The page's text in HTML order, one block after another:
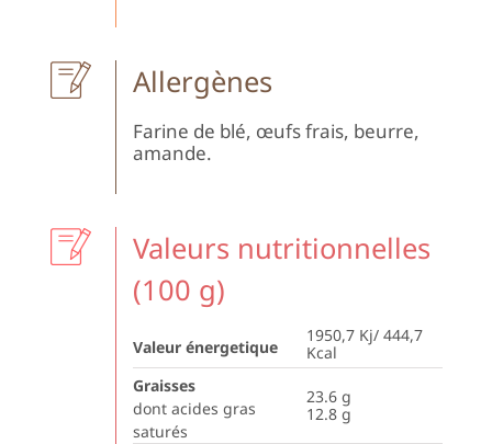
Allergènes
Farine de blé, œufs frais, beurre,
amande.
Valeurs nutritionnelles
(100 g)
Valeur énergetique
1950,7 Kj/ 444,7
Kcal
Graisses
dont acides gras
saturés
23.6 g
12.8 g